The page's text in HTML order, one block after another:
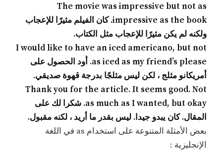
The movie was impressive but not as
impressive as the book. كان الفيلم مثيرًا للإعجاب
ولكنه لم يكن مثيرًا للإعجاب مثل الكتاب.
I would like to have an iced americano, but not
as iced as my friend’s please. أود الحصول على
أمريكانو مثلج ، لكن ليس مثلجًا بدرجة قهوة صديقي.
Thank you for the article. It seems good. Not
as much as I wanted, but okay. شكرا لك على
المقال. كان يبدو جيدا. ليس بقدر ما أريد ، لكنه مقبول.
بعض الأمثلة المتنوعة على استخدام as في اللغة
الإنجليزية :